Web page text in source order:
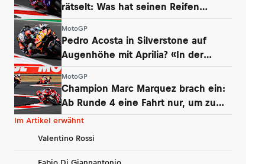
rätselt: Was hat seinen Reifen
MotoGP
Pedro Acosta in Silverstone auf
Augenhöhe mit Aprilia? «In der
MotoGP
Champion Marc Marquez brach ein:
Ab Runde 4 eine Fahrt nur, um zu
überleben
Im Artikel erwähnt
Valentino Rossi